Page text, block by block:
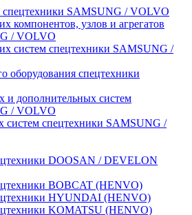
спецтехники SAMSUNG / VOLVO
компонентов, узлов и агрегатов
/ VOLVO
систем спецтехники SAMSUNG /
оборудования спецтехники
и дополнительных систем
/ VOLVO
систем спецтехники SAMSUNG /
DOOSAN / DEVELON
BOBCAT (HENVO)
HYUNDAI (HENVO)
KOMATSU (HENVO)